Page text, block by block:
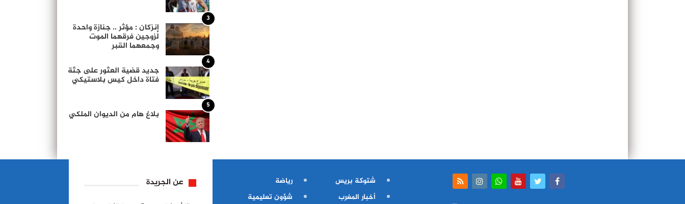
3
إنزكان : مؤثر .. جنازة واحدة
لزوجين فرقهما الموت
وجمعهما القبر
4
جديد قضية العثور على جثة
فتاة داخل كيس بلاستيكي
5
بلاغ هام من الديوان الملكي
شتوكة بريس
أخبار المغرب
رياضة
شؤون تعليمية
عن الجريدة